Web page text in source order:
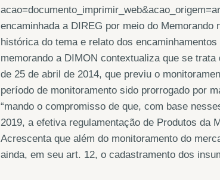
encaminhada a DIREG por meio do
histórica do tema e relato dos
memorando a DIMON contextualiza que se
de 25 de abril de 2014, que previu o
período de monitoramento sido prorrogado por
“mando o compromisso de que, com base
2019, a efetiva regulamentação de Produtos da
Acrescenta que além do monitoramento do
ainda, em seu art. 12, o cadastramento dos